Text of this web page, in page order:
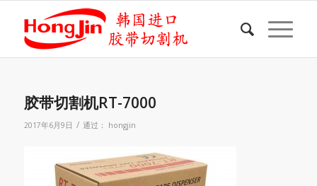
胶带切割机RT-7000
2017年6月9日 / 通过： hongjin